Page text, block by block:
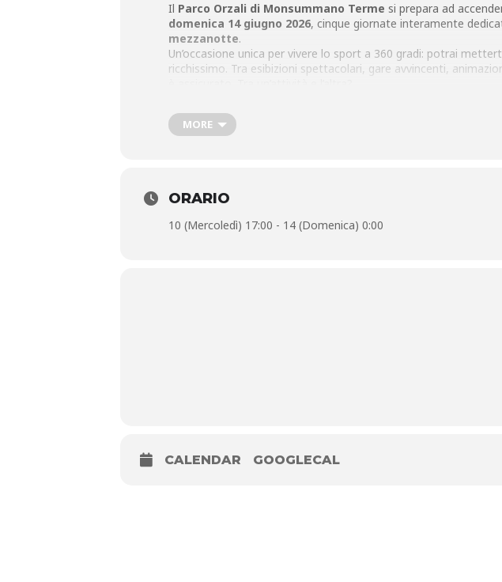
Il Parco Orzali di Monsummano Terme si prepara ad
domenica 14 giugno 2026, cinque giornate interamente
mezzanotte.
Un’occasione unica per vivere lo sport a 360 gradi: potrai
ricchissimo. Tra esibizioni spettacolari, gare avvincenti,
godersi una serata in compagnia all’aria aperta. L’ingresso è
l’appuntamento è al Parco Orzali!
MORE
ORARIO
10 (Mercoledì) 17:00 - 14 (Domenica) 0:00
CALENDAR GOOGLECAL